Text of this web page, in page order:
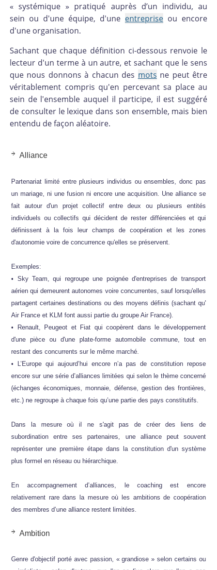
« systémique » pratiqué auprès d’un individu, au
sein ou d'une équipe, d'une entreprise ou encore
d'une organisation.
Sachant que chaque définition ci-dessous renvoie le
lecteur d'un terme à un autre, et sachant que le sens
que nous donnons à chacun des mots ne peut être
véritablement compris qu'en percevant sa place au
sein de l'ensemble auquel il participe, il est suggéré
de consulter le lexique dans son ensemble, mais bien
entendu de façon aléatoire.
Alliance
Partenariat limité entre plusieurs individus ou ensembles, donc pas
un mariage, ni une fusion ni encore une acquisition. Une alliance se
fait autour d'un projet collectif entre deux ou plusieurs entités
individuels ou collectifs qui décident de rester différenciées et qui
définissent à la fois leur champs de coopération et les zones
d'autonomie voire de concurrence qu'elles se préservent.
Exemples:
• Sky Team, qui regroupe une poignée d'entreprises de transport
aérien qui demeurent autonomes voire concurrentes, sauf lorsqu'elles
partagent certaines destinations ou des moyens définis (sachant qu'
Air France et KLM font aussi partie du groupe Air France).
• Renault, Peugeot et Fiat qui coopèrent dans le développement
d'une pièce ou d'une plate-forme automobile commune, tout en
restant des concurrents sur le même marché.
• L’Europe qui aujourd’hui encore n’a pas de constitution repose
encore sur une série d’alliances limitées qui selon le thème concerné
(échanges économiques, monnaie, défense, gestion des frontières,
etc.) ne regroupe à chaque fois qu’une partie des pays constitutifs.
Dans la mesure où il ne s'agit pas de créer des liens de
subordination entre ses partenaires, une alliance peut souvent
représenter une première étape dans la constitution d'un système
plus formel en réseau ou hiérarchique.
En accompagnement d’alliances, le coaching est encore
relativement rare dans la mesure où les ambitions de coopération
des membres d’une alliance restent limitées.
Ambition
Genre d'objectif porté avec passion, « grandiose » selon certains ou